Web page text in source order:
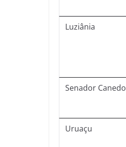
Luziânia
Senador Canedo
Uruaçu